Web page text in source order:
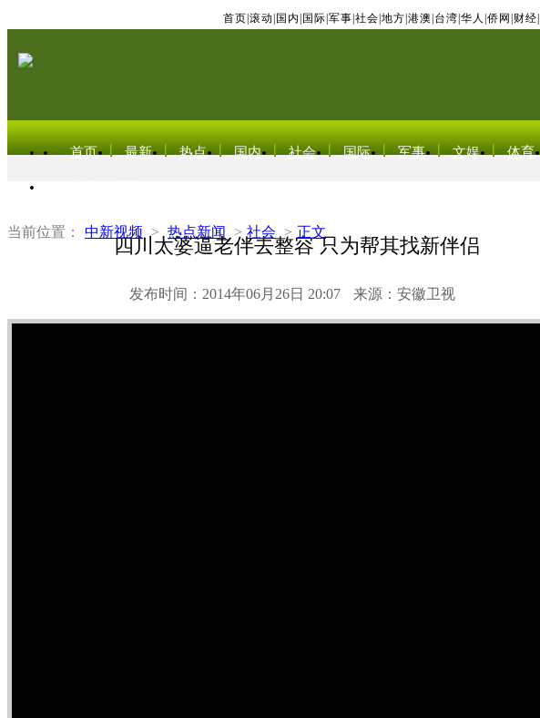
首页 滚动 国内 国际 军事 社会 地方 港澳 台湾 华人 侨网 财经
首页 最新 热点 国内 社会 国际 军事 文娱 体育
当前位置： 中新视频 > 热点新闻 > 社会 > 正文
四川太婆逼老伴去整容 只为帮其找新伴侣
发布时间：2014年06月26日 20:07 来源：安徽卫视